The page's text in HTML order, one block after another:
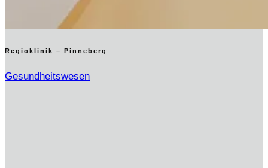
Regioklinik – Pinneberg
Gesundheitswesen